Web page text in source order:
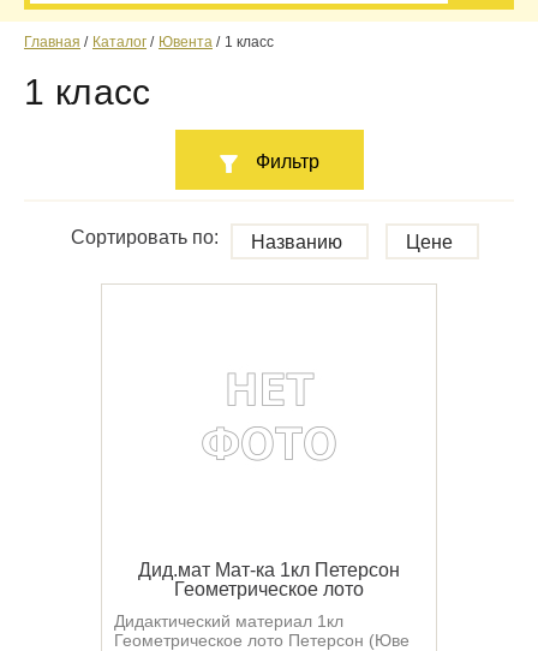
Главная Каталог Ювента 1 класс
1 класс
Фильтр
Сортировать по: Названию Цене
Дид.мат Мат-ка 1кл Петерсон
Геометрическое лото
Дидактический материал 1кл
Геометрическое лото Петерсон (Юве